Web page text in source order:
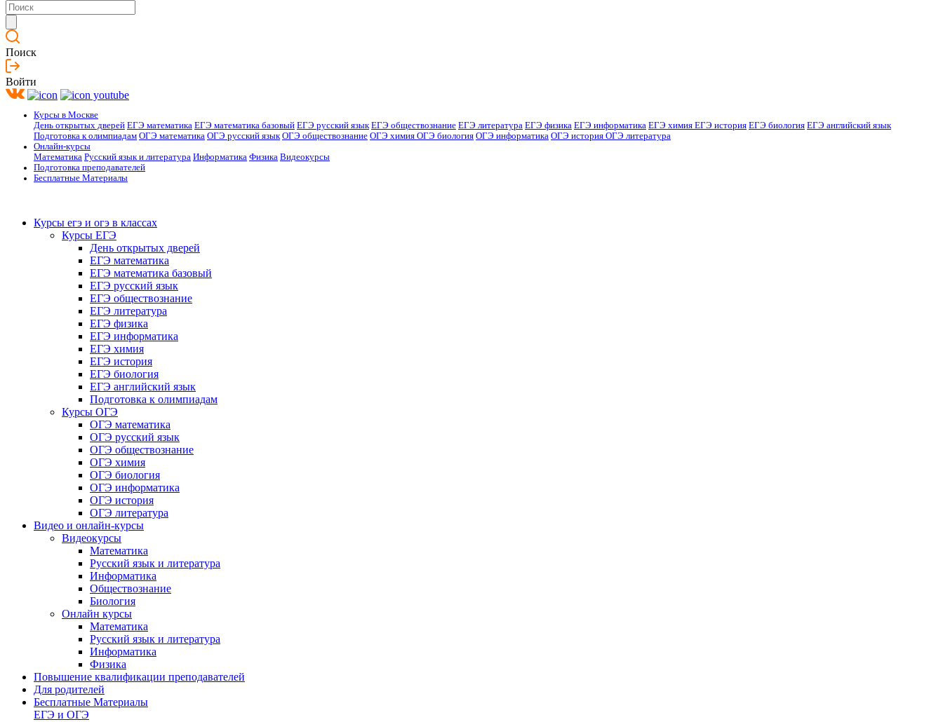
Поиск
Войти
Курсы в Москве
День открытых дверей ЕГЭ математика ЕГЭ математика базовый ЕГЭ русский язык ЕГЭ обществознание ЕГЭ литература ЕГЭ физика ЕГЭ информатика ЕГЭ химия ЕГЭ история ЕГЭ биология ЕГЭ английский язык
Подготовка к олимпиадам ОГЭ математика ОГЭ русский язык ОГЭ обществознание ОГЭ химия ОГЭ биология ОГЭ информатика ОГЭ история ОГЭ литература
Онлайн-курсы
Математика Русский язык и литература Информатика Физика Видеокурсы
Подготовка преподавателей
Бесплатные Материалы
Курсы егэ и огэ в классах
Курсы ЕГЭ
День открытых дверей
ЕГЭ математика
ЕГЭ математика базовый
ЕГЭ русский язык
ЕГЭ обществознание
ЕГЭ литература
ЕГЭ физика
ЕГЭ информатика
ЕГЭ химия
ЕГЭ история
ЕГЭ биология
ЕГЭ английский язык
Подготовка к олимпиадам
Курсы ОГЭ
ОГЭ математика
ОГЭ русский язык
ОГЭ обществознание
ОГЭ химия
ОГЭ биология
ОГЭ информатика
ОГЭ история
ОГЭ литература
Видео и онлайн-курсы
Видеокурсы
Математика
Русский язык и литература
Информатика
Обществознание
Биология
Онлайн курсы
Математика
Русский язык и литература
Информатика
Физика
Повышение квалификации преподавателей
Для родителей
Бесплатные Материалы
ЕГЭ и ОГЭ